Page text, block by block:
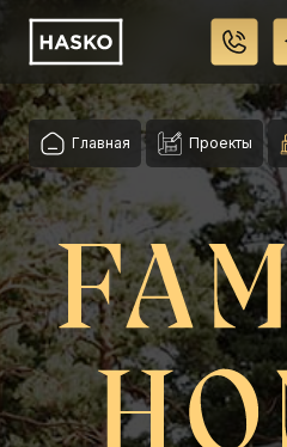
Главная Проекты